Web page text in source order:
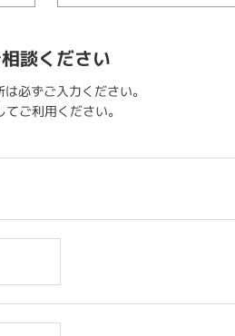
談ください
必ずご入力ください。
ご利用ください。